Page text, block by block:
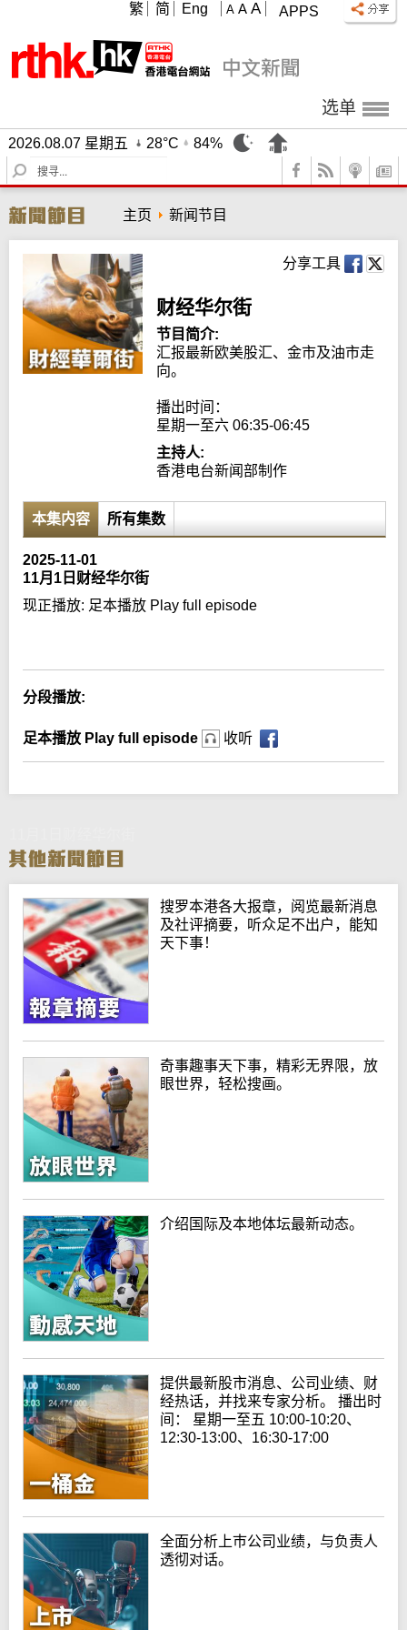
APPS
A A A
繁 简 Eng
选单
2026.08.07 星期五 28°C
84%
S
e
r
c
h
主页 新闻节目
分享工具
财经华尔街
节目简介:
汇报最新欧美股汇、金市及油市走
向。
播出时间：
星期一至六 06:35-06:45
主持人:
香港电台新闻部制作
本集内容 所有集数
2025-11-01
11月1日财经华尔街
现正播放: 足本播放 Play full episode
分段播放:
足本播放 Play full episode 收听
搜罗本港各大报章，阅览最新消息
及社评摘要，听众足不出户，能知
天下事！
奇事趣事天下事，精彩无界限，放
眼世界，轻松搜画。
介绍国际及本地体坛最新动态。
提供最新股市消息、公司业绩、财
经热话，并找来专家分析。 播出时
间： 星期一至五 10:00-10:20、
12:30-13:00、16:30-17:00
全面分析上巿公司业绩，与负责人
透彻对话。